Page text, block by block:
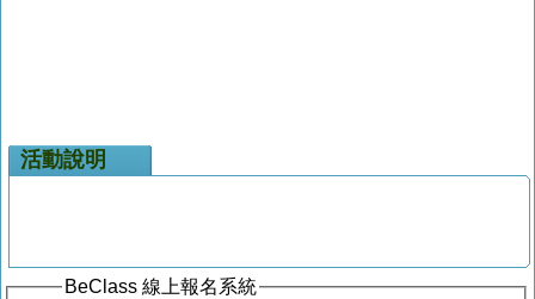
活動說明
BeClass 線上報名系統